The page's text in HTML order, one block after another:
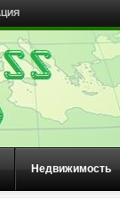
Недвижимость